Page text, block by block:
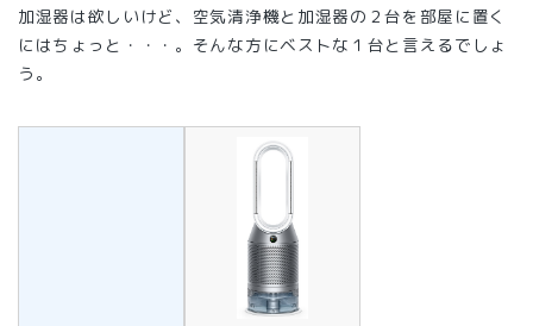
加湿器は欲しいけど、空気清浄機と加湿器の２台を部屋に置く
にはちょっと・・・。そんな方にベストな１台と言えるでしょ
う。